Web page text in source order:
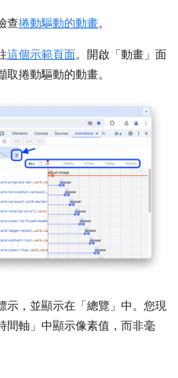
查捲動驅動的動畫。
這個示範頁面。開啟「動畫」 面
捲動驅動的動畫。
示，並顯示在「總覽」 中。您現
軸」 中顯示像素值，而非毫